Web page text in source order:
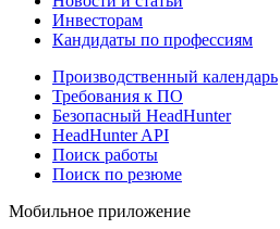
Инвесторам
Кандидаты по профессиям
Производственный календарь
Требования к ПО
Безопасный HeadHunter
HeadHunter API
Поиск работы
Поиск по резюме
Мобильное приложение